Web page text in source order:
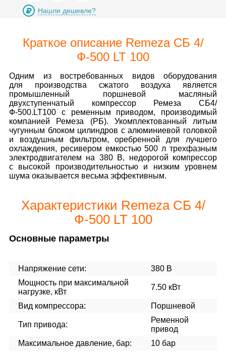
Нашли дешевле?
Краткое описание Remeza СБ 4/
Ф-500 LT 100
Одним из востребованных видов оборудования
для производства сжатого воздуха является
промышленный поршневой масляный
двухступенчатый компрессор Ремеза СБ4/
Ф-500.LT100 с ременным приводом, производимый
компанией Ремеза (РБ). Укомплектованный литым
чугунным блоком цилиндров с алюминиевой головкой
и воздушным фильтром, оребренной для лучшего
охлаждения, ресивером емкостью 500 л трехфазным
электродвигателем на 380 В, недорогой компрессор
с высокой производительностью и низким уровнем
шума оказывается весьма эффективным.
Характеристики Remeza СБ 4/
Ф-500 LT 100
Основные параметры
Напряжение сети:
380 В
Мощность при максимальной
нагрузке, кВт
7.50 кВт
Вид компрессора: Поршневой
Тип привода:
Ременной
привод
Максимальное давление, бар:
10 бар